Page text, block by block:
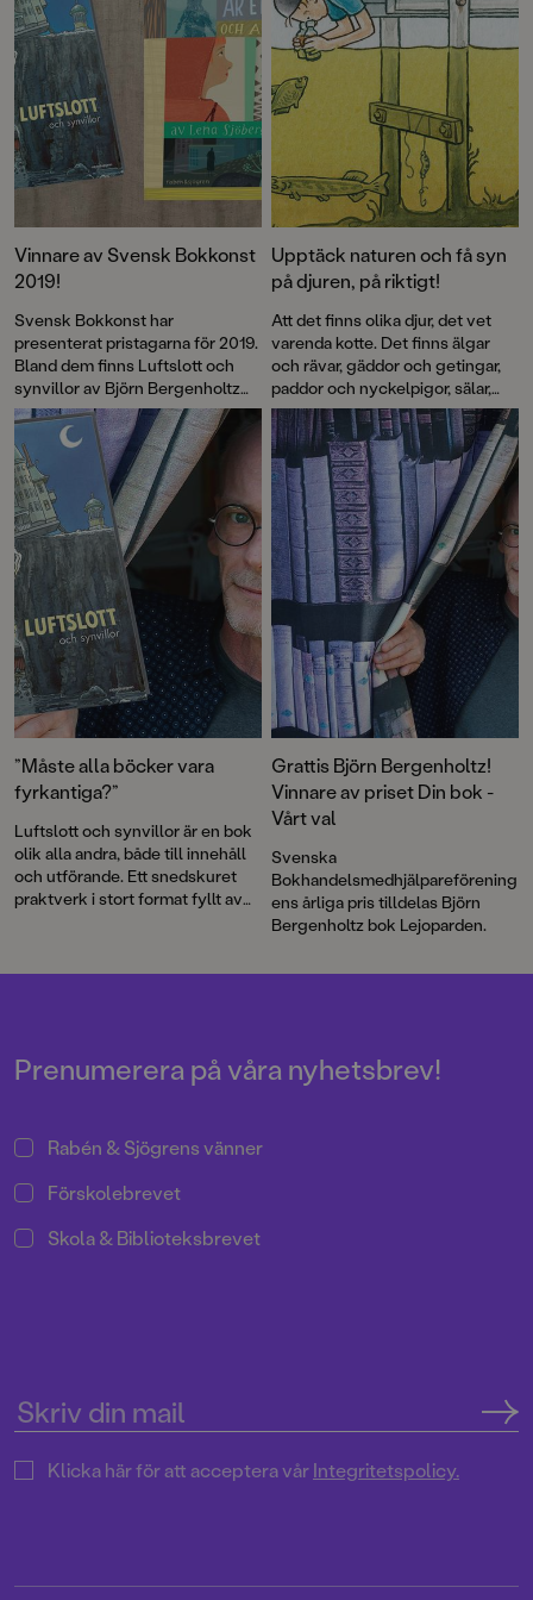
Vinnare av Svensk Bokkonst
2019!
Svensk Bokkonst har
presenterat pristagarna för 2019.
Bland dem finns Luftslott och
synvillor av Björn Bergenholtz
och Min syster är ett spöke av
Lena Sjöberg.
Upptäck naturen och få syn
på djuren, på riktigt!
Att det finns olika djur, det vet
varenda kotte. Det finns älgar
och rävar, gäddor och getingar,
paddor och nyckelpigor, sälar,
maskar, kråkor, fjärilar och många
fler. Men hur får man se dem i
verkligheten? Det vet Björn
Bergenholtz som i en ny bok
delar med sig av sina bästa tips.
”Måste alla böcker vara
fyrkantiga?”
Luftslott och synvillor är en bok
olik alla andra, både till innehåll
och utförande. Ett snedskuret
praktverk i stort format fyllt av
Grattis Björn Bergenholtz!
Vinnare av priset Din bok -
Vårt val
Svenska
Bokhandelsmedhjälpareförening
ens årliga pris tilldelas Björn
Bergenholtz bok Lejoparden.
Prenumerera på våra nyhetsbrev!
Rabén & Sjögrens vänner
Förskolebrevet
Skola & Biblioteksbrevet
Klicka här för att acceptera vårIntegritetspolicy.